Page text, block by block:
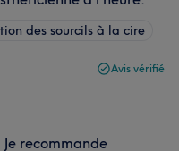
des sourcils à la cire
Avis vérifié
recommande